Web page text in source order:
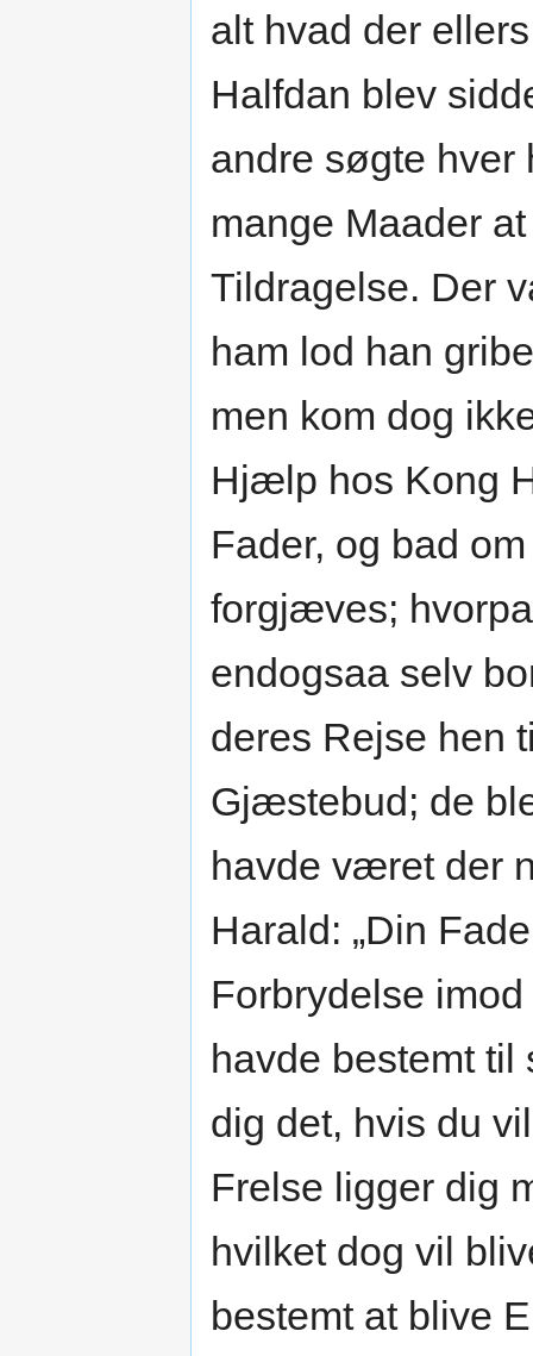
alt hvad der
Halfdan blev
andre søgte hver
mange Maader
Tildragelse. Der
ham lod han
men kom dog
Hjælp hos Kong
Fader, og bad
forgjæves;
endogsaa selv
deres Rejse hen
Gjæstebud; de
havde været der
Harald: „Din
Forbrydelse
havde bestemt
dig det, hvis du
Frelse ligger dig
hvilket dog vil
bestemt at blive